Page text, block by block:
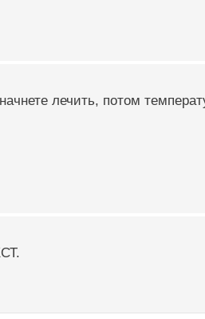
лечить, потом